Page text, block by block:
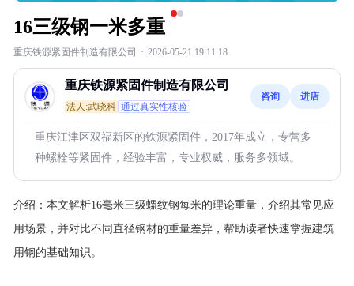
16三级钢一米多重
重庆铁源紧固件制造有限公司 · 2026-05-21 19:11:18
重庆铁源紧固件制造有限公司
法人:武晓科 通过真实性核验
咨询 进店
重庆江津区双福新区的铁源紧固件，2017年成立，专营多
种螺栓等紧固件，经验丰富，专业权威，服务多领域。
介绍： 本文解析16毫米三级螺纹钢每米的理论重量，介绍其常见应
用场景，并对比不同直径钢材的重量差异，帮助读者快速掌握建筑
用钢的基础知识。